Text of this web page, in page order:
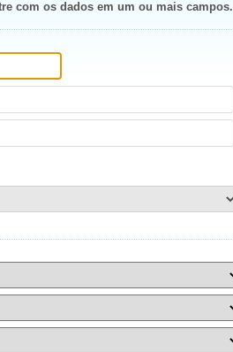
com os dados em um ou mais campos.